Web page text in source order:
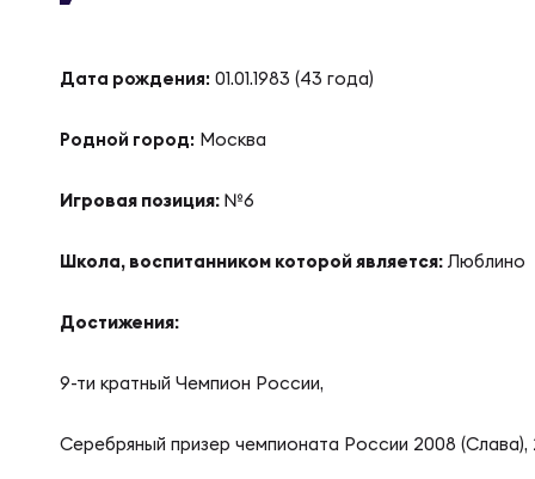
Федерация
Сборные
Антидопинг
Дата рождения: 01.01.1983 (43 года)
Родной город: Москва
Игровая позиция: №6
Школа, воспитанником которой является: Люблино
Достижения:
9-ти кратный Чемпион России,
Серебряный призер чемпионата России 2008 (Слава),